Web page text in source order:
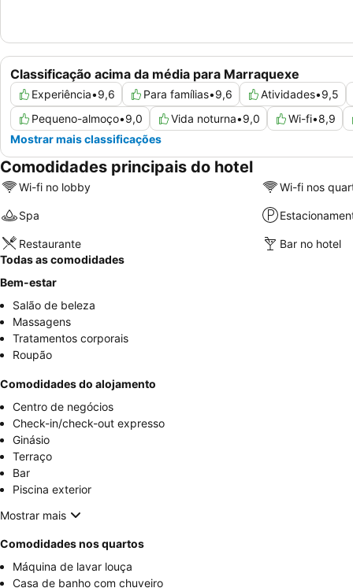
Classificação acima da média para Marraquexe
Experiência•9,6 Para famílias•9,6 Atividades•9,5
Pequeno-almoço•9,0 Vida noturna•9,0 Wi-fi•8,9
Mostrar mais classificações
Comodidades principais do hotel
Wi-fi no lobby Wi-fi nos
Spa
Restaurante Bar no hotel
Todas as comodidades
Bem-estar
Salão de beleza
Massagens
Tratamentos corporais
Roupão
Comodidades do alojamento
Centro de negócios
Check-in/check-out expresso
Ginásio
Terraço
Bar
Piscina exterior
Mostrar mais
Comodidades nos quartos
Máquina de lavar louça
Casa de banho com chuveiro